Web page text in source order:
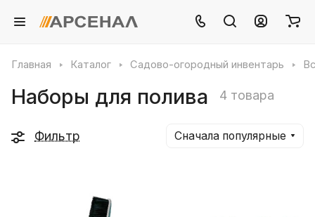
Главная Каталог Садово-огородный инвентарь
Наборы для полива 4 товара
Фильтр Сначала популярные